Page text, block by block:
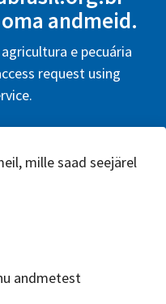
andmeid.
e pecuária
request using
mille saad seejärel
andmetest